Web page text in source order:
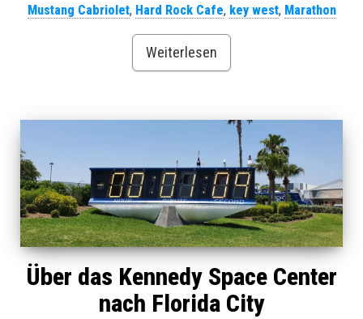
Mustang Cabriolet, Hard Rock Cafe, key west, Marathon
Weiterlesen
Über das Kennedy Space Center
nach Florida City